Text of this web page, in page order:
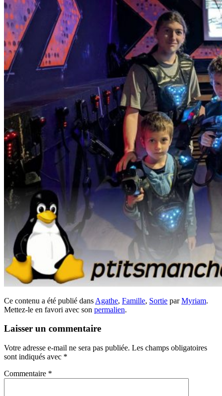
Ce contenu a été publié dans Agathe, Famille, Sortie parMyriam.
Mettez-le en favori avec son permalien.
Laisser un commentaire
Votre adresse e-mail ne sera pas publiée. Les champs obligatoires
sont indiqués avec *
Commentaire *